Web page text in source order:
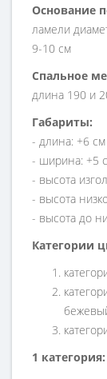
Основание
ламели
9-10 см
Спальное
длина 190 и
Габариты:
- длина: +6
- ширина: +5
- высота
- высота
- высота до
Категории
1 категория: